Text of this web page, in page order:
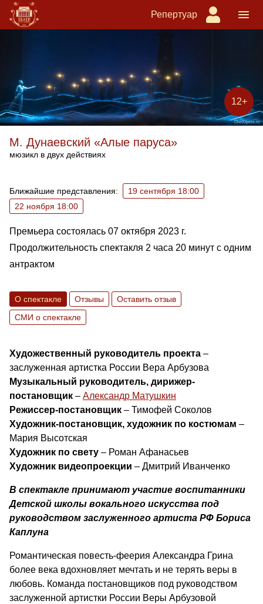
Репертуар
12+
М. Дунаевский «Алые паруса»
мюзикл в двух действиях
Ближайшие представления:
19 сентября 18:00
22 ноября 18:00
Премьера состоялась 07 октября 2023 г.
Продолжительность спектакля 2 часа 20 минут с одним
антрактом
О спектакле Отзывы
Оставить отзыв
СМИ о спектакле
Художественный руководитель проекта –
заслуженная артистка России Вера Арбузова
Музыкальный руководитель, дирижер-
постановщик – Александр Матушкин
Режиссер-постановщик – Тимофей Соколов
Художник-постановщик, художник по костюмам –
Мария Высотская
Художник по свету – Роман Афанасьев
Художник видеопроекции – Дмитрий Иванченко
В спектакле принимают участие воспитанники
Детской школы вокального искусства под
руководством заслуженного артиста РФ Бориса
Каплуна
Романтическая повесть-феерия Александра Грина
более века вдохновляет мечтать и не терять веры в
любовь. Команда постановщиков под руководством
заслуженной артистки России Веры Арбузовой